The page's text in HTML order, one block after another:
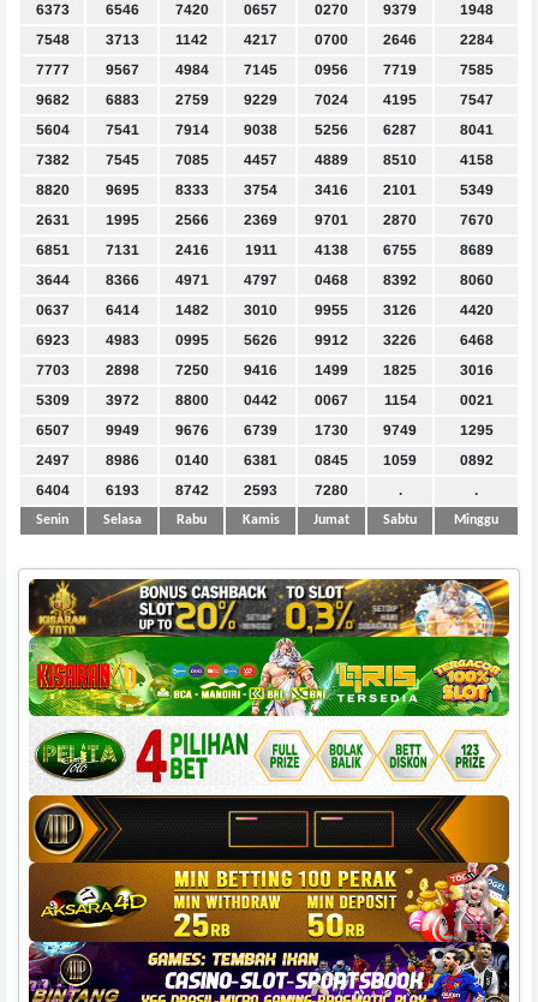
6373
6546 7420 0657 0270 9379
1948
7548
3713 1142 4217 0700 2646
2284
7777
9567 4984 7145 0956 7719
7585
9682
6883 2759 9229 7024 4195
7547
5604
7541 7914 9038 5256 6287
8041
7382
7545 7085 4457 4889 8510
4158
8820
9695 8333 3754 3416 2101
5349
2631
1995 2566 2369 9701 2870
7670
6851
7131 2416 1911 4138 6755
8689
3644
8366 4971 4797 0468 8392
8060
0637
6414 1482 3010 9955 3126
4420
6923
4983 0995 5626 9912 3226
6468
7703
2898 7250 9416 1499 1825
3016
5309
3972 8800 0442 0067 1154
0021
6507
9949 9676 6739 1730 9749
1295
2497
8986 0140 6381 0845 1059
0892
6404
6193 8742 2593 7280 . .
Senin Selasa Rabu Kamis Jumat Sabtu Minggu